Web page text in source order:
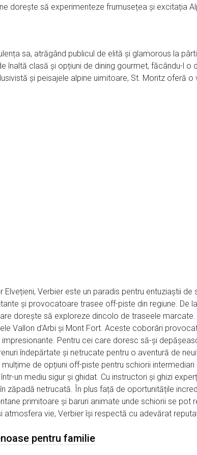
dorește să experimenteze frumusețea și excitația
sa, atrăgând publicul de elită și glamorous la
înaltă clasă și opțiuni de dining gourmet, făcându-l
și peisajele alpine uimitoare, St. Moritz oferă
Elvețieni, Verbier este un paradis pentru entuziaștii
și provocatoare trasee off-piste din regiune. De
dorește să exploreze dincolo de traseele
Vallon d'Arbi și Mont Fort. Aceste coborâri
Pentru cei care doresc să-și
îndepărtate și netrucate pentru o aventură de
de opțiuni off-piste pentru schiorii
un mediu sigur și ghidat. Cu instructori și ghizi
zăpadă netrucată. În plus față de oportunitățile
primitoare și baruri animate unde schiorii se pot
vie, Verbier își respectă cu adevărat
pentru familie